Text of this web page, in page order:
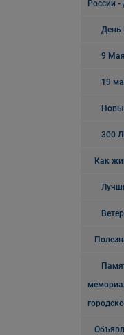
России -
День
9
19
300
Как